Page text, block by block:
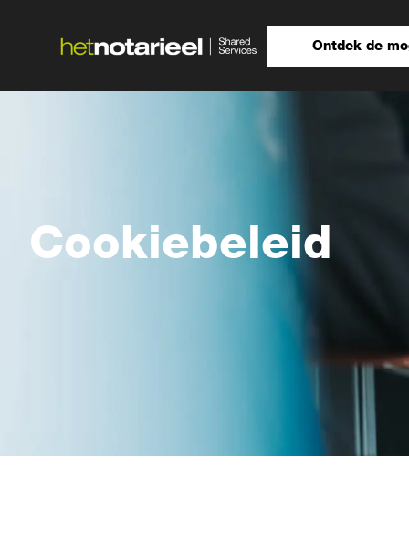
Ontdek de
Cookiebeleid